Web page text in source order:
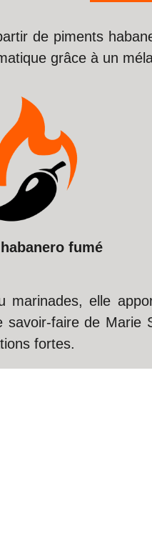
de piments
grâce à un
fumé
elle
faire de Marie
fortes.